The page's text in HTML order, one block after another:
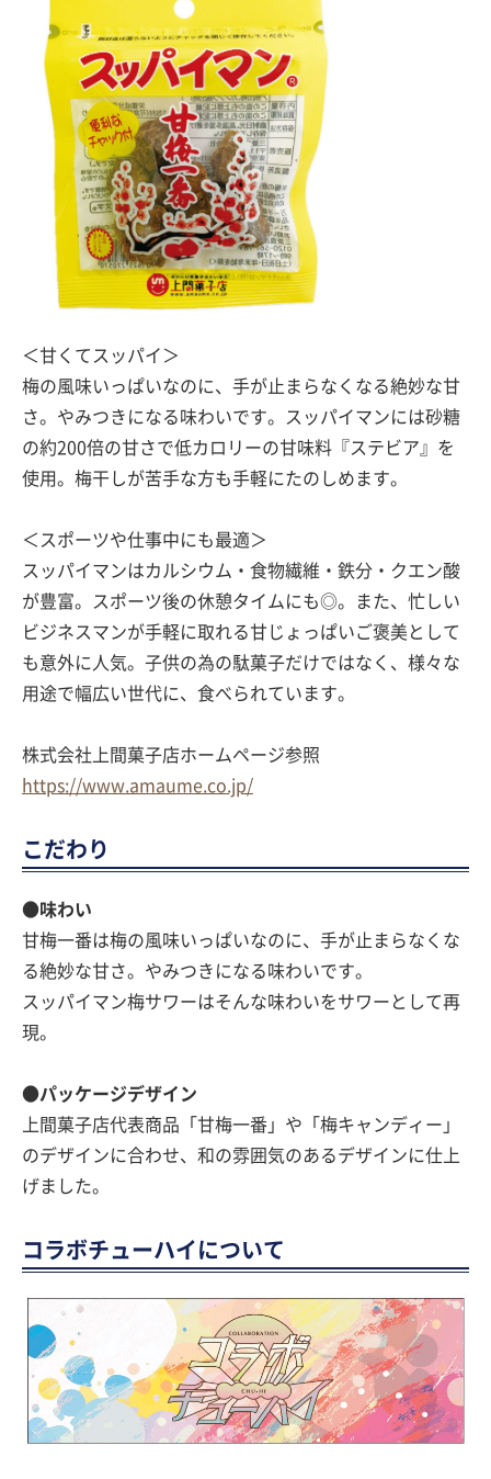
＜甘くてスッパイ＞
梅の風味いっぱいなのに、手が止まらなくなる絶妙な甘
さ。やみつきになる味わいです。スッパイマンには砂糖
の約200倍の甘さで低カロリーの甘味料『ステビア』を
使用。梅干しが苦手な方も手軽にたのしめます。
＜スポーツや仕事中にも最適＞
スッパイマンはカルシウム・食物繊維・鉄分・クエン酸
が豊富。スポーツ後の休憩タイムにも◎。また、忙しい
ビジネスマンが手軽に取れる甘じょっぱいご褒美として
も意外に人気。子供の為の駄菓子だけではなく、様々な
用途で幅広い世代に、食べられています。
株式会社上間菓子店ホームページ参照
https://www.amaume.co.jp/
こだわり
●味わい
甘梅一番は梅の風味いっぱいなのに、手が止まらなくな
る絶妙な甘さ。やみつきになる味わいです。
スッパイマン梅サワーはそんな味わいをサワーとして再
現。
●パッケージデザイン
上間菓子店代表商品「甘梅一番」や「梅キャンディー」
のデザインに合わせ、和の雰囲気のあるデザインに仕上
げました。
コラボチューハイについて